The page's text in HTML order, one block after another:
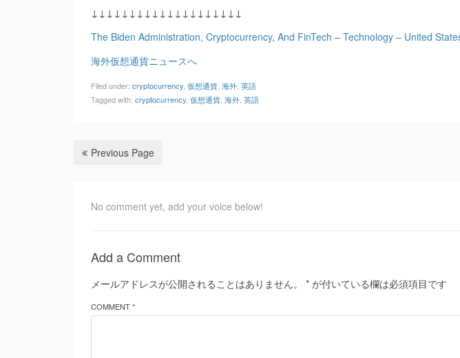
↓↓↓↓↓↓↓↓↓↓↓↓↓↓↓↓↓↓↓↓
The Biden Administration, Cryptocurrency, And FinTech – Technology – United
海外仮想通貨ニュースへ
Filed under: cryptocurrency 仮想通貨 海外 英語
Tagged with: cryptocurrency 仮想通貨 海外 英語
Previous Page
No comment yet, add your voice below!
Add a Comment
メールアドレスが公開されることはありません。 * が付いている欄は必須項目です
COMMENT *